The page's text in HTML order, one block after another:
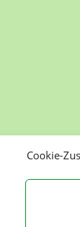
Cookie-